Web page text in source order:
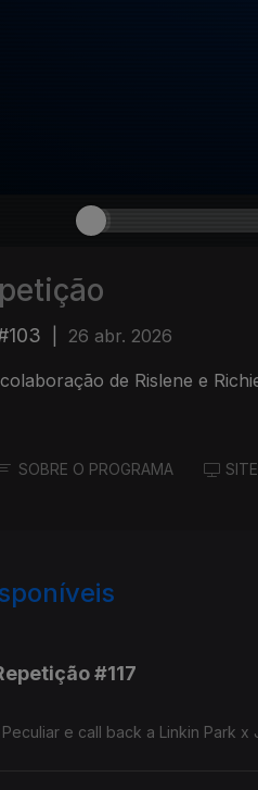
26 abr. 2026
de Rislene e
SOBRE O PROGRAMA SITE
#117
e call back a Linkin Park x